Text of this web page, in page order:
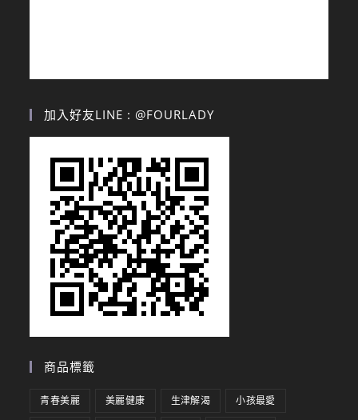
加入好友LINE : @FOURLADY
商品標籤
青春美麗 美麗健康 生津解渴 小孩最愛